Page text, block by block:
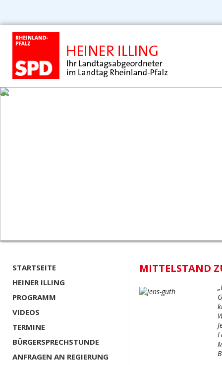
STARTSEITE
HEINER ILLING
PROGRAMM
VIDEOS
TERMINE
BÜRGERSPRECHSTUNDE
ANFRAGEN AN REGIERUNG
MITTELSTAND